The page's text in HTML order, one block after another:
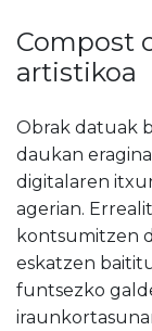
Compost
artistikoa
Obrak datuak
daukan
digitalaren
agerian.
kontsumitzen
eskatzen
funtsezko